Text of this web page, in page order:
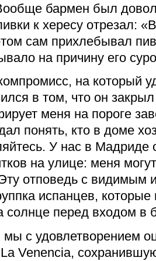
бармен был
к хересу отрезал:
сам прихлебывал
на причину его
на который
в том, что он закрыл
меня на пороге
понять, кто в доме
У нас в Мадриде
на улице: меня
отповедь с видимым
испанцев, которые
солнце перед входом в
мы с удовлетворением
Venencia,